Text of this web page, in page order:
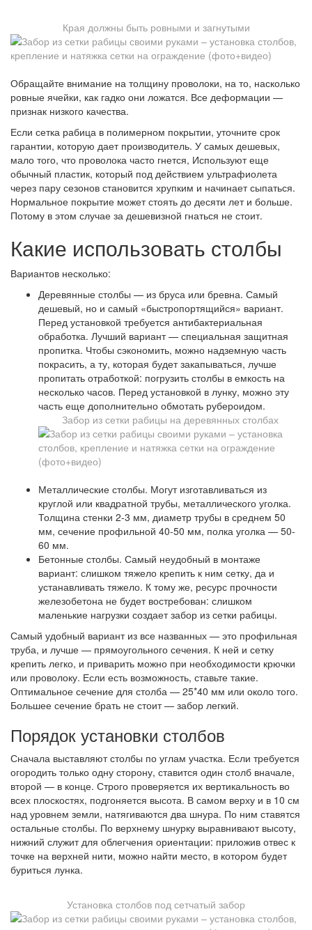
Края должны быть ровными и загнутыми
Обращайте внимание на толщину проволоки, на то, насколько
ровные ячейки, как гадко они ложатся. Все деформации —
признак низкого качества.
Если сетка рабица в полимерном покрытии, уточните срок
гарантии, которую дает производитель. У самых дешевых,
мало того, что проволока часто гнется, Используют еще
обычный пластик, который под действием ультрафиолета
через пару сезонов становится хрупким и начинает сыпаться.
Нормальное покрытие может стоять до десяти лет и больше.
Потому в этом случае за дешевизной гнаться не стоит.
Какие использовать столбы
Вариантов несколько:
Деревянные столбы — из бруса или бревна. Самый
дешевый, но и самый «быстропортящийся» вариант.
Перед установкой требуется антибактериальная
обработка. Лучший вариант — специальная защитная
пропитка. Чтобы сэкономить, можно надземную часть
покрасить, а ту, которая будет закапываться, лучше
пропитать отработкой: погрузить столбы в емкость на
несколько часов. Перед установкой в лунку, можно эту
часть еще дополнительно обмотать рубероидом.
Забор из сетки рабицы на деревянных столбах
Металлические столбы. Могут изготавливаться из
круглой или квадратной трубы, металлического уголка.
Толщина стенки 2-3 мм, диаметр трубы в среднем 50
мм, сечение профильной 40-50 мм, полка уголка — 50-
60 мм.
Бетонные столбы. Самый неудобный в монтаже
вариант: слишком тяжело крепить к ним сетку, да и
устанавливать тяжело. К тому же, ресурс прочности
железобетона не будет востребован: слишком
маленькие нагрузки создает забор из сетки рабицы.
Самый удобный вариант из все названных — это профильная
труба, и лучше — прямоугольного сечения. К ней и сетку
крепить легко, и приварить можно при необходимости крючки
или проволоку. Если есть возможность, ставьте такие.
Оптимальное сечение для столба — 25*40 мм или около того.
Большее сечение брать не стоит — забор легкий.
Порядок установки столбов
Сначала выставляют столбы по углам участка. Если требуется
огородить только одну сторону, ставится один столб вначале,
второй — в конце. Строго проверяется их вертикальность во
всех плоскостях, подгоняется высота. В самом верху и в 10 см
над уровнем земли, натягиваются два шнура. По ним ставятся
остальные столбы. По верхнему шнурку выравнивают высоту,
нижний служит для облегчения ориентации: приложив отвес к
точке на верхней нити, можно найти место, в котором будет
буриться лунка.
Установка столбов под сетчатый забор